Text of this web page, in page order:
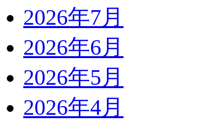
2026年7月
2026年6月
2026年5月
2026年4月